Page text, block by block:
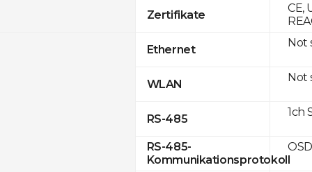
Zertifikate
Ethernet
WLAN
RS-485
RS-485-
Kommunikationsprotokoll
CE,
Not
Not
1ch